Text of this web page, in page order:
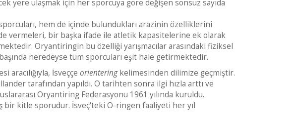
yere ulaşmak için her sporcuya göre değişen sonsuz sayıda
hem de içinde bulundukları arazinin özelliklerini
vermeleri, bir başka ifade ile atletik kapasitelerine ek olarak
Oryantiringin bu özelliği yarışmacılar arasındaki fiziksel
neredeyse tüm sporcuları eşit hale getirmektedir.
aracılığıyla, İsveççe orienteringkelimesinden dilimize geçmiştir.
tarafından yapıldı. O tarihten sonra ilgi hızla arttı ve
Oryantiring Federasyonu 1961 yılında kuruldu.
bir kitle sporudur. İsveç'teki O-ringen faaliyeti her yıl